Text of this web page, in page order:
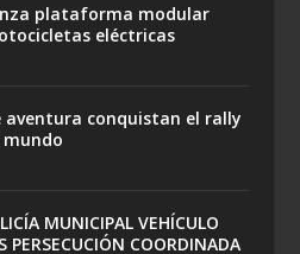
plataforma modular
eléctricas
aventura conquistan el rally
MUNICIPAL VEHÍCULO
PERSECUCIÓN COORDINADA